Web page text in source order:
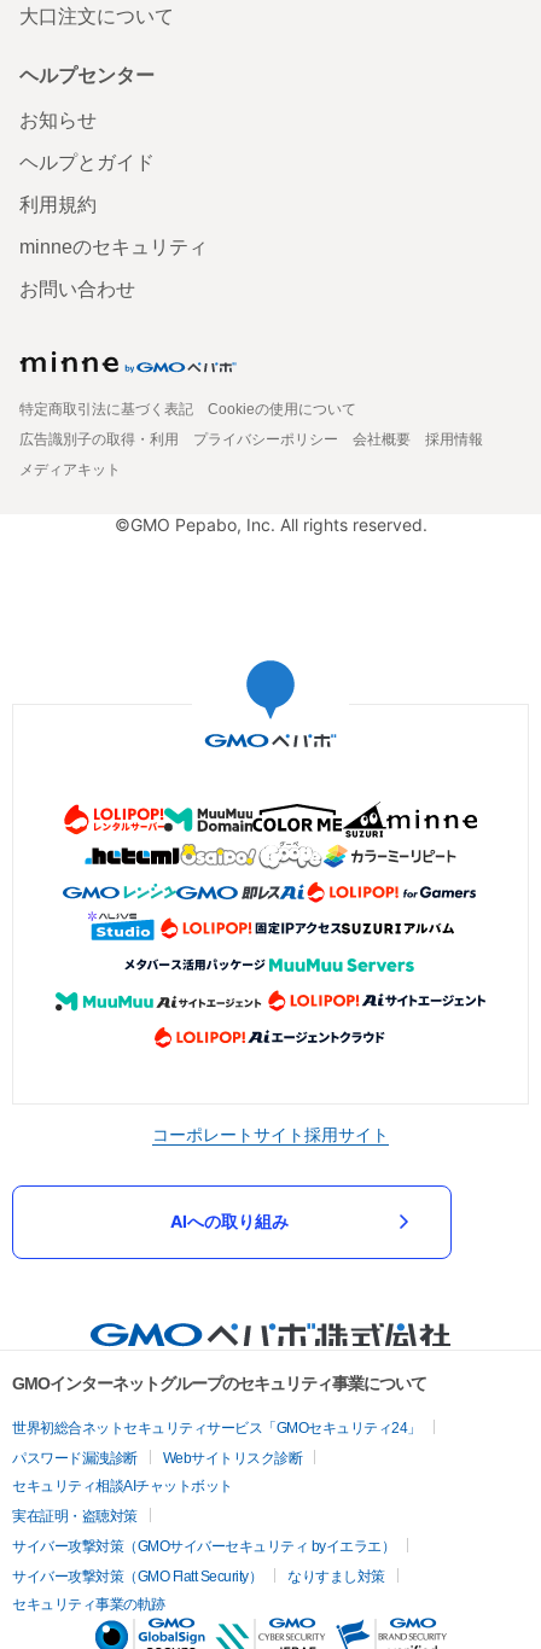
大口注文について
ヘルプセンター
お知らせ
ヘルプとガイド
利用規約
minneのセキュリティ
お問い合わせ
特定商取引法に基づく表記
Cookieの使用について
広告識別子の取得・利用
プライバシーポリシー 会社概要
採用情報
メディアキット
©GMO Pepabo, Inc. All rights reserved.
コーポレートサイト採用サイト
AIへの取り組み
GMOインターネットグループのセキュリティ事業について
世界初総合ネットセキュリティサービス「GMOセキュリティ24」
パスワード漏洩診断
Webサイトリスク診断
セキュリティ相談AIチャットボット
実在証明・盗聴対策
サイバー攻撃対策（GMOサイバーセキュリティ byイエラエ）
サイバー攻撃対策（GMO Flatt Security）
なりすまし対策
セキュリティ事業の軌跡